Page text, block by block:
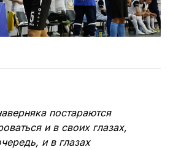
постараются
и в своих глазах,
и в глазах